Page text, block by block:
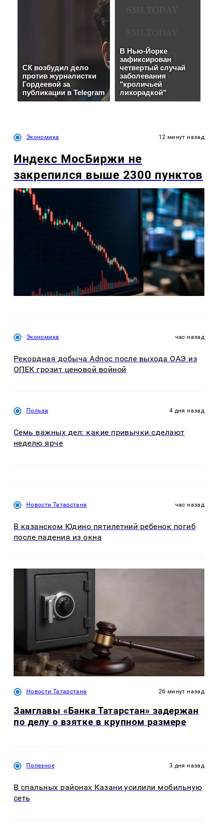
Экономика 12 минут назад
Индекс МосБиржи не
закрепился выше 2300 пунктов
Экономика час назад
Рекордная добыча Adnoc после выхода ОАЭ из
ОПЕК грозит ценовой войной
Польза 4 дня назад
Семь важных дел: какие привычки сделают
неделю ярче
Новости Татарстана час назад
В казанском Юдино пятилетний ребенок погиб
после падения из окна
Новости Татарстана 26 минут назад
Замглавы «Банка Татарстан» задержан
по делу о взятке в крупном размере
Полезное 3 дня назад
В спальных районах Казани усилили мобильную
сеть